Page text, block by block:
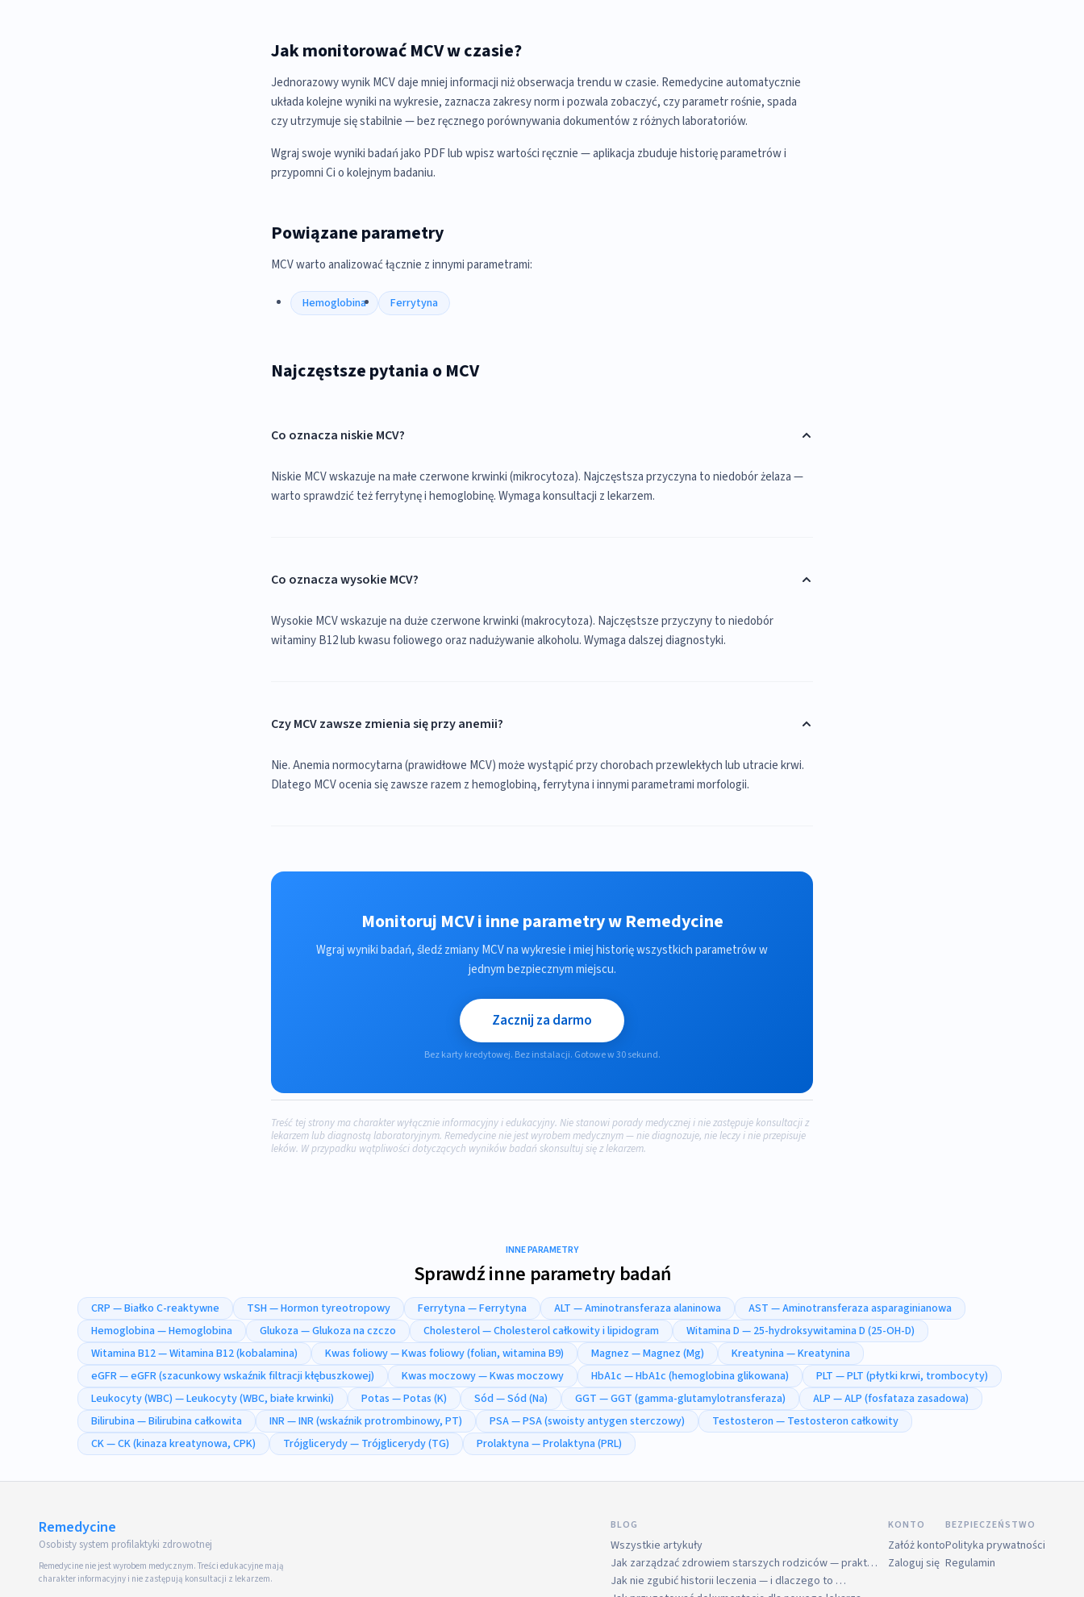
Jak monitorować MCV w czasie?
Jednorazowy wynik MCV daje mniej informacji niż obserwacja trendu w czasie. Remedycine automatycznie
układa kolejne wyniki na wykresie, zaznacza zakresy norm i pozwala zobaczyć, czy parametr rośnie, spada
czy utrzymuje się stabilnie — bez ręcznego porównywania dokumentów z różnych laboratoriów.
Wgraj swoje wyniki badań jako PDF lub wpisz wartości ręcznie — aplikacja zbuduje historię parametrów i
przypomni Ci o kolejnym badaniu.
Powiązane parametry
MCV warto analizować łącznie z innymi parametrami:
Hemoglobina Ferrytyna
Najczęstsze pytania o MCV
Co oznacza niskie MCV?
Niskie MCV wskazuje na małe czerwone krwinki (mikrocytoza). Najczęstsza przyczyna to niedobór żelaza —
warto sprawdzić też ferrytynę i hemoglobinę. Wymaga konsultacji z lekarzem.
Co oznacza wysokie MCV?
Wysokie MCV wskazuje na duże czerwone krwinki (makrocytoza). Najczęstsze przyczyny to niedobór
witaminy B12 lub kwasu foliowego oraz nadużywanie alkoholu. Wymaga dalszej diagnostyki.
Czy MCV zawsze zmienia się przy anemii?
Nie. Anemia normocytarna (prawidłowe MCV) może wystąpić przy chorobach przewlekłych lub utracie krwi.
Dlatego MCV ocenia się zawsze razem z hemoglobiną, ferrytyna i innymi parametrami morfologii.
Monitoruj MCV i inne parametry w Remedycine
Wgraj wyniki badań, śledź zmiany MCV na wykresie i miej historię wszystkich parametrów w
jednym bezpiecznym miejscu.
Zacznij za darmo
Bez karty kredytowej. Bez instalacji. Gotowe w 30 sekund.
Treść tej strony ma charakter wyłącznie informacyjny i edukacyjny. Nie stanowi porady medycznej i nie zastępuje konsultacji z
lekarzem lub diagnostą laboratoryjnym. Remedycine nie jest wyrobem medycznym — nie diagnozuje, nie leczy i nie przepisuje
leków. W przypadku wątpliwości dotyczących wyników badań skonsultuj się z lekarzem.
INNE PARAMETRY
Sprawdź inne parametry badań
CRP — Białko C-reaktywne TSH — Hormon tyreotropowy Ferrytyna — Ferrytyna ALT — Aminotransferaza alaninowa
AST — Aminotransferaza asparaginianowa
Hemoglobina — Hemoglobina
Glukoza — Glukoza na czczo Cholesterol — Cholesterol całkowity i lipidogram
Witamina D — 25-hydroksywitamina D (25-OH-D)
Witamina B12 — Witamina B12 (kobalamina)
Kwas foliowy — Kwas foliowy (folian, witamina B9) Magnez — Magnez (Mg)
Kreatynina — Kreatynina
eGFR — eGFR (szacunkowy wskaźnik filtracji kłębuszkowej)
Kwas moczowy — Kwas moczowy HbA1c — HbA1c (hemoglobina glikowana)
PLT — PLT (płytki krwi, trombocyty)
Leukocyty (WBC) — Leukocyty (WBC, białe krwinki)
Potas — Potas (K) Sód — Sód (Na) GGT — GGT (gamma-glutamylotransferaza)
ALP — ALP (fosfataza zasadowa)
Bilirubina — Bilirubina całkowita
INR — INR (wskaźnik protrombinowy, PT) PSA — PSA (swoisty antygen sterczowy)
Testosteron — Testosteron całkowity
CK — CK (kinaza kreatynowa, CPK)
Trójglicerydy — Trójglicerydy (TG) Prolaktyna — Prolaktyna (PRL)
Remedycine
Osobisty system profilaktyki zdrowotnej
Remedycine nie jest wyrobem medycznym. Treści edukacyjne mają
charakter informacyjny i nie zastępują konsultacji z lekarzem.
BLOG
Wszystkie artykuły
Jak zarządzać zdrowiem starszych rodziców — prakt…
Jak nie zgubić historii leczenia — i dlaczego to …
KONTO
Załóż konto
Zaloguj się
BEZPIECZEŃSTWO
Polityka prywatności
Regulamin